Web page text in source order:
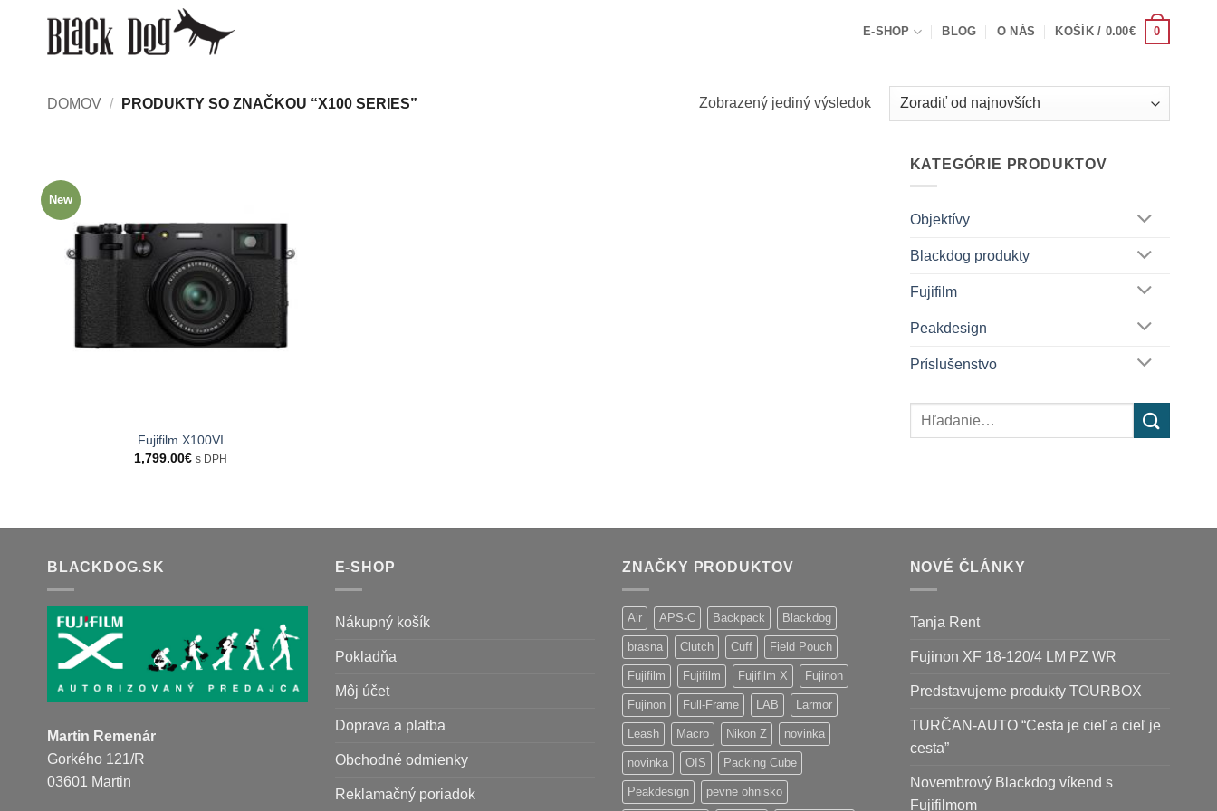
E-SHOP BLOG O NÁS KOŠÍK / 0.00€ 0
DOMOV / PRODUKTY SO ZNAČKOU “X100 SERIES” Zobrazený jediný výsledok
New
Fujifilm X100VI
1,799.00€ s DPH
KATEGÓRIE PRODUKTOV
Objektívy
Blackdog produkty
Fujifilm
Peakdesign
Príslušenstvo
Hľadať:
BLACKDOG.SK
Martin Remenár
Gorkého 121/R
03601 Martin
E-SHOP
Nákupný košík
Pokladňa
Môj účet
Doprava a platba
Obchodné odmienky
Reklamačný poriadok
ZNAČKY PRODUKTOV
Air APS-C Backpack Blackdog
brasna Clutch Cuff Field Pouch
Fujifilm Fujifilm Fujifilm X Fujinon
Fujinon Full-Frame LAB Larmor
Leash Macro Nikon Z novinka
novinka OIS Packing Cube
Peakdesign pevne ohnisko
NOVÉ ČLÁNKY
Tanja Rent
Fujinon XF 18-120/4 LM PZ WR
Predstavujeme produkty TOURBOX
TURČAN-AUTO “Cesta je cieľ a cieľ je
cesta”
Novembrový Blackdog víkend s
Fujifilmom